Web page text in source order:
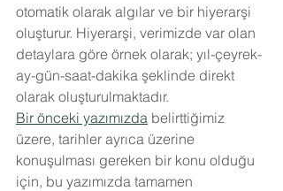
otomatik olarak algılar ve bir hiyerarşi
oluşturur. Hiyerarşi, verimizde var olan
detaylara göre örnek olarak; yıl-çeyrek-
ay-gün-saat-dakika şeklinde direkt
olarak oluşturulmaktadır.
Bir önceki yazımızda belirttiğimiz
üzere, tarihler ayrıca üzerine
konuşulması gereken bir konu olduğu
için, bu yazımızda tamamen